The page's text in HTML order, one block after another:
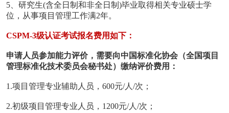
5、研究生(含全日制和非全日制)毕业取得相关专业硕士学
位，从事项目管理工作满2年。
CSPM-3级认证考试报名费用如下：
申请人员参加能力评价，需要向中国标准化协会（全国项目
管理标准化技术委员会秘书处）缴纳评价费用：
1.项目管理专业辅助人员，600元/人/次；
2.初级项目管理专业人员，1200元/人/次；